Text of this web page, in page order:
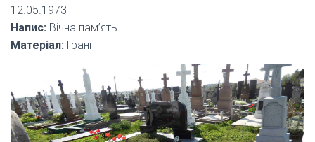
12.05.1973
Напис: Вічна пам’ять
Матеріал: Граніт